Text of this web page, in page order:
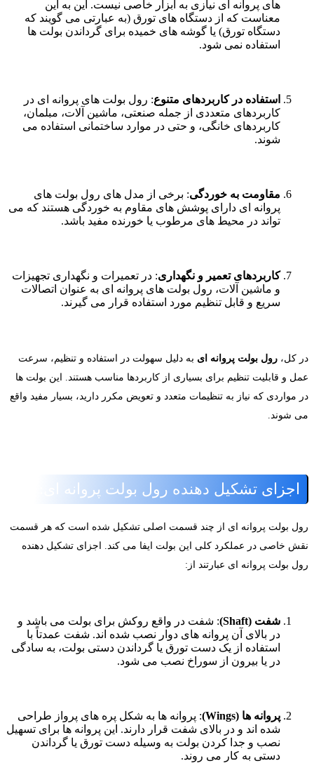
های پروانه ای نیازی به ابزار خاصی نیست. این به این
معناست که از دستگاه های تورق (به عبارتی می گویند که
دستگاه تورق) یا گوشه های خمیده برای گرداندن بولت ها
استفاده نمی شود.
استفاده در کاربردهای متنوع: رول بولت های پروانه ای در
کاربردهای متعددی از جمله صنعتی، ماشین آلات، مبلمان،
کاربردهای خانگی، و حتی در موارد ساختمانی استفاده می
شوند.
مقاومت به خوردگی: برخی از مدل های رول بولت های
پروانه ای دارای پوشش های مقاوم به خوردگی هستند که می
تواند در محیط های مرطوب یا خورنده مفید باشد.
کاربردهای تعمیر و نگهداری : در تعمیرات و نگهداری تجهیزات
و ماشین آلات، رول بولت های پروانه ای به عنوان اتصالات
سریع و قابل تنظیم مورد استفاده قرار می گیرند.
کل، رول بولت پروانه ای به دلیل سهولت در استفاده و تنظیم، سرعت
و قابلیت تنظیم برای بسیاری از کاربردها مناسب هستند. این بولت ها
مواردی که نیاز به تنظیمات متعدد و تعویض مکرر دارید، بسیار مفید واقع
شوند.
اجزای تشکیل دهنده رول بولت پروانه ای:
بولت پروانه ای از چند قسمت اصلی تشکیل شده است که هر قسمت
خاصی در عملکرد کلی این بولت ایفا می کند. اجزای تشکیل دهنده
بولت پروانه ای عبارتند از:
شفت (Shaft)
: شفت در واقع روکش برای بولت می باشد و
در بالای آن پروانه های دوار نصب شده اند. شفت عمدتاً با
استفاده از یک دست تورق یا گرداندن دستی بولت، به سادگی
در یا بیرون از سوراخ نصب می شود.
پروانه ها (Wings)
: پروانه ها به شکل پره های پرواز طراحی
شده اند و در بالای شفت قرار دارند. این پروانه ها برای تسهیل
نصب و جدا کردن بولت به وسیله دست تورق یا گرداندن
دستی به کار می روند.